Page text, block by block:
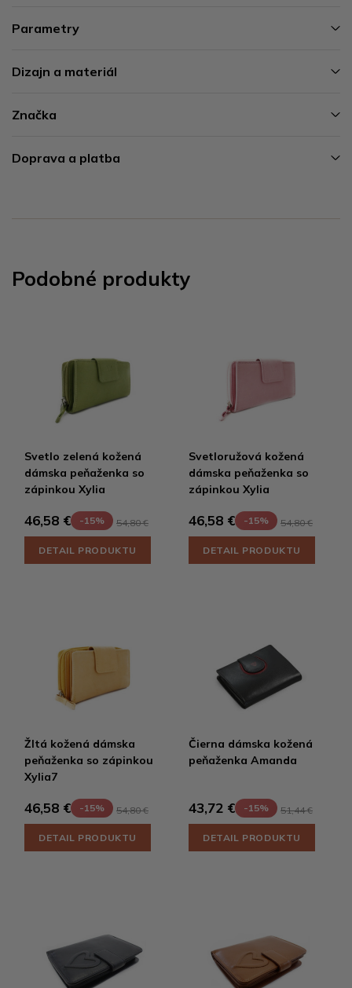
Parametry
Dizajn a materiál
Značka
Doprava a platba
Podobné produkty
Svetlo zelená kožená
dámska peňaženka so
zápinkou Xylia
46,58 € -15% 54,80 €
DETAIL PRODUKTU
Svetloružová kožená
dámska peňaženka so
zápinkou Xylia
46,58 € -15% 54,80 €
DETAIL PRODUKTU
Žltá kožená dámska
peňaženka so zápinkou
Xylia7
46,58 € -15% 54,80 €
DETAIL PRODUKTU
Čierna dámska kožená
peňaženka Amanda
43,72 € -15% 51,44 €
DETAIL PRODUKTU